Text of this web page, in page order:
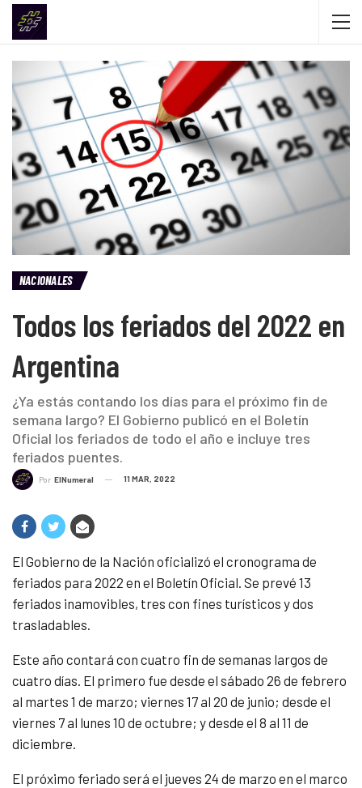
NACIONALES
Todos los feriados del 2022 en
Argentina
¿Ya estás contando los días para el próximo fin de
semana largo? El Gobierno publicó en el Boletín
Oficial los feriados de todo el año e incluye tres
feriados puentes.
Por ElNumeral 11 MAR, 2022
El Gobierno de la Nación oficializó el cronograma de
feriados para 2022 en el Boletín Oficial. Se prevé 13
feriados inamovibles, tres con fines turísticos y dos
trasladables.
Este año contará con cuatro fin de semanas largos de
cuatro días. El primero fue desde el sábado 26 de febrero
al martes 1 de marzo; viernes 17 al 20 de junio; desde el
viernes 7 al lunes 10 de octubre; y desde el 8 al 11 de
diciembre.
El próximo feriado será el jueves 24 de marzo en el marco